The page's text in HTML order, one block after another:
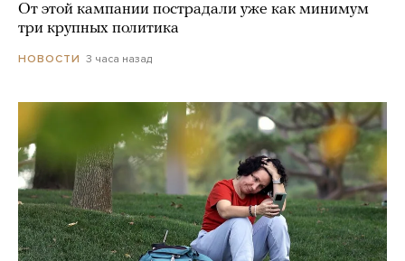
От этой кампании пострадали уже как минимум
три крупных политика
НОВОСТИ 3 часа назад